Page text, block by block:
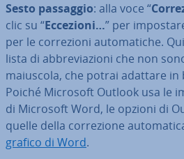
Sesto passaggio: alla voce “
clic su “Eccezioni…” per
per le cor­re­zio­ni au­to­ma­ti­che.
lista di ab­bre­via­zio­ni che non
maiuscola, che potrai adattare in
Poiché Microsoft Outlook usa le
di Microsoft Word, le opzioni di
quelle della cor­re­zio­ne
gra­fi­co di Word.